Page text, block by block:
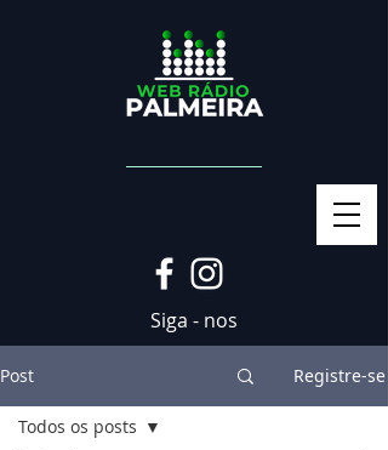
Siga - nos
Post Registre-se
Todos os posts